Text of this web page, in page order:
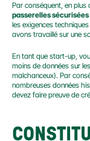
Par conséquent, en plus
passerelles
les exigences
avons travaillé sur une
En tant que start-up,
moins de données sur
malchanceux). Par
nombreuses données
devez faire preuve de